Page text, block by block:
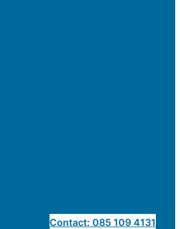
Contact: 085 109 4131